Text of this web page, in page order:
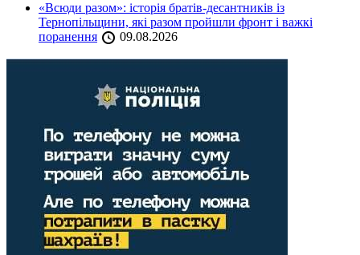
«Всюди разом»: історія братів-десантників із
Тернопільщини, які разом пройшли фронт і важкі
поранення
09.08.2026